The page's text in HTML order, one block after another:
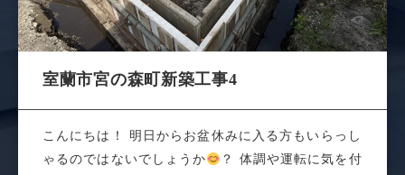
室蘭市宮の森町新築工事4
こんにちは！ 明日からお盆休みに入る方もいらっし
ゃるのではないでしょうか
？ 体調や運転に気を付